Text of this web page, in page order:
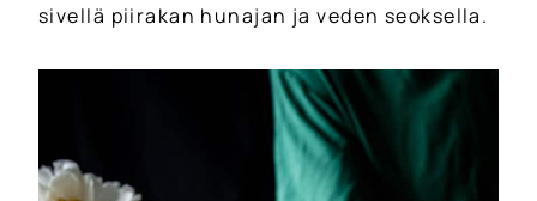
sivellä piirakan hunajan ja veden seoksella.